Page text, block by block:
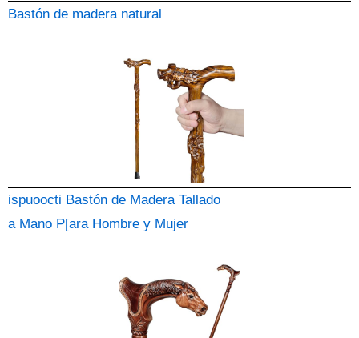
Bastón de madera natural
ispuoocti Bastón de Madera Tallado
a Mano P[ara Hombre y Mujer